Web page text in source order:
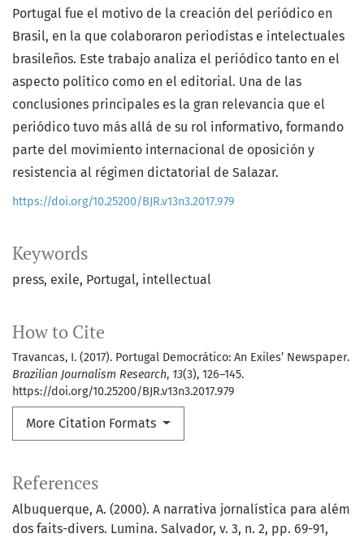
Keywords
press exile Portugal intellectual
How to Cite
Travancas, I. (2017). Portugal Democrático: An Exiles’ Newspaper.
Brazilian Journalism Research, 13(3), 126–145.
https://doi.org/10.25200/BJR.v13n3.2017.979
More Citation Formats
Portugal fue el motivo de la creación del periódico en
Brasil, en la que colaboraron periodistas e intelectuales
brasileños. Este trabajo analiza el periódico tanto en el
aspecto político como en el editorial. Una de las
conclusiones principales es la gran relevancia que el
periódico tuvo más allá de su rol informativo, formando
parte del movimiento internacional de oposición y
resistencia al régimen dictatorial de Salazar.
https://doi.org/10.25200/BJR.v13n3.2017.979
References
Albuquerque, A. (2000). A narrativa jornalística para além
dos faits-divers. Lumina. Salvador, v. 3, n. 2, pp. 69-91,